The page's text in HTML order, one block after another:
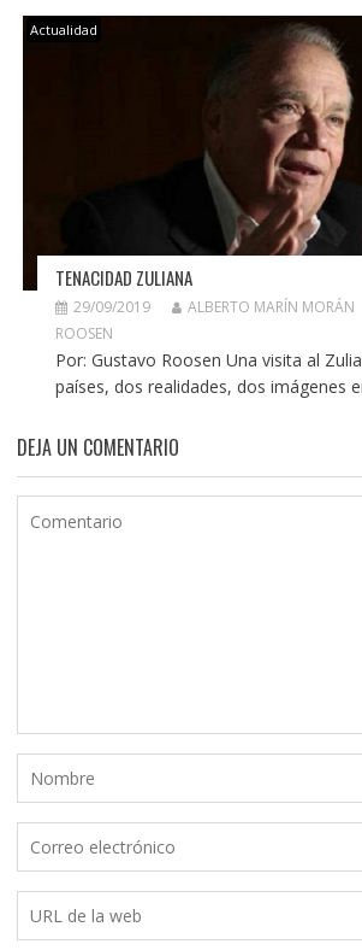
Actualidad
TENACIDAD ZULIANA
29/09/2019 ALBERTO MARÍN MORÁN
ROOSEN
Por: Gustavo Roosen Una visita al
países, dos realidades, dos imágenes
DEJA UN COMENTARIO